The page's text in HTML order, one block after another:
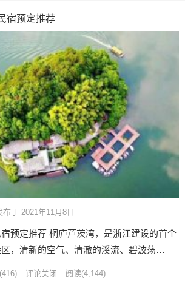
宿预定推荐
布于 2021年11月8日
预定推荐 桐庐芦茨湾，是浙江建设的首个
，清新的空气、清澈的溪流、碧波荡…
评论关闭 阅读(4,144)